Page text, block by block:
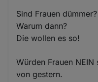
Sind Frauen
Warum dann?
Die wollen es so!
Würden Frauen
von gestern.